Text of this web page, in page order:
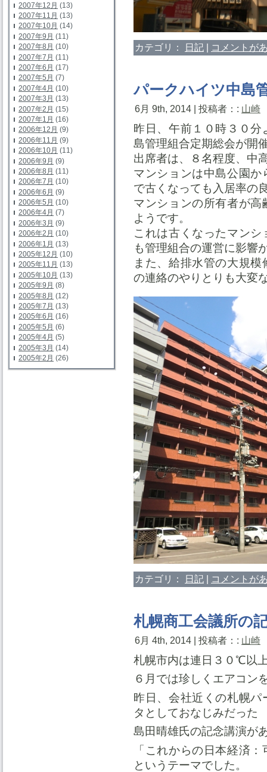
2007年12月 (13)
2007年11月 (13)
2007年10月 (14)
2007年9月 (11)
2007年8月 (10)
2007年7月 (11)
2007年6月 (17)
2007年5月 (7)
2007年4月 (10)
2007年3月 (13)
2007年2月 (15)
2007年1月 (16)
2006年12月 (9)
2006年11月 (9)
2006年10月 (11)
2006年9月 (9)
2006年8月 (11)
2006年7月 (10)
2006年6月 (9)
2006年5月 (10)
2006年4月 (7)
2006年3月 (9)
2006年2月 (10)
2006年1月 (13)
2005年12月 (10)
2005年11月 (13)
2005年10月 (13)
2005年9月 (8)
2005年8月 (12)
2005年7月 (13)
2005年6月 (16)
2005年5月 (6)
2005年4月 (5)
2005年3月 (14)
2005年2月 (26)
カテゴリ： 日記 | コメントが
パークハイツ中島
6月 9th, 2014 | 投稿者：: 山崎
昨日、午前１０時３０
島管理組合定期総会が開
出席者は、８名程度、中
マンションは中島公園
で古くなっても入居率の
マンションの所有者が
ようです。
これは古くなったマン
も管理組合の運営に影響
また、給排水管の大規
の連絡のやりとりも大変
カテゴリ： 日記 | コメントが
札幌商工会議所の
6月 4th, 2014 | 投稿者：: 山崎
札幌市内は連日３０℃以
６月では珍しくエアコン
昨日、会社近くの札幌
タとしておなじみだった
島田晴雄氏の記念講演が
「これからの日本経済
というテーマでした。